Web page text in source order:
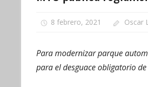
8 febrero, 2021 Oscar
Para modernizar parque
para el desguace obligatorio de